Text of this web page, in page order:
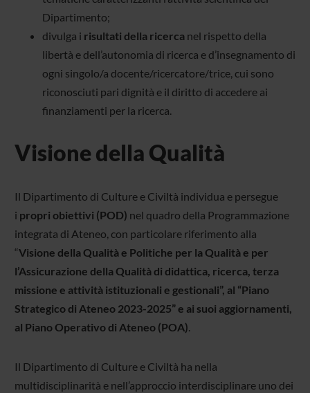
Dipartimento;
divulga i risultati della ricercanel rispetto della
libertà e dell’autonomia di ricerca e d’insegnamento di
ogni singolo/a docente/ricercatore/trice, cui sono
riconosciuti pari dignità e il diritto di accedere ai
finanziamenti per la ricerca.
Visione della Qualità
Il Dipartimento di Culture e Civiltà individua e persegue
i propri obiettivi (POD) nel quadro della Programmazione
integrata di Ateneo, con particolare riferimento alla
“Visione della Qualità e Politiche per la Qualità e per
l’Assicurazione della Qualità di didattica, ricerca, terza
missione e attività istituzionali e gestionali”, al “Piano
Strategico di Ateneo 2023-2025” e ai suoi aggiornamenti,
al Piano Operativo di Ateneo (POA).
Il Dipartimento di Culture e Civiltà ha nella
multidisciplinarità e nell’approccio interdisciplinare uno dei